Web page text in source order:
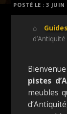
⌂ Guides
d’Antiquité
pistes
meubles
POSTÉ LE :3 JUIN